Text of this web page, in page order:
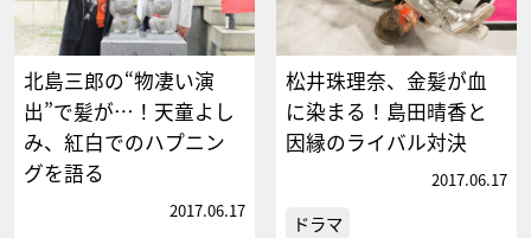
北島三郎の“物凄い演
出”で髪が…！天童よし
み、紅白でのハプニン
グを語る
2017.06.17
松井珠理奈、金髪が血
に染まる！島田晴香と
因縁のライバル対決
2017.06.17
ドラマ